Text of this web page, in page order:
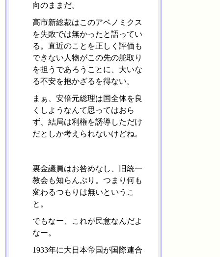
向のままだ。
高市新総裁はこのアベノミクス
を失敗では無かったと語ってい
る。直近のことを正しく評価も
できない人物がこの先の舵取り
を担うであろうことに、大いな
る不安を抱かざるを得ない。
まぁ、安倍元総理は国全体を良
くしようなんて思ってはおら
ず、結局は利権を誘導しただけ
だとしか考えられないけどね。
裏金議員はお咎めなし、旧統一
教会も知らんぷり。つまり何も
変わるつもりは無いというこ
と。
でもなー、これが民意なんだよ
なー。
1933年に大日本帝国が国際連合